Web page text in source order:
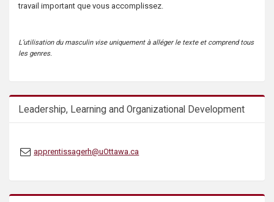
travail important que vous accomplissez.
L’utilisation du masculin vise uniquement à alléger le texte et comprend tous
les genres.
Leadership, Learning and Organizational Development
apprentissagerh@uOttawa.ca